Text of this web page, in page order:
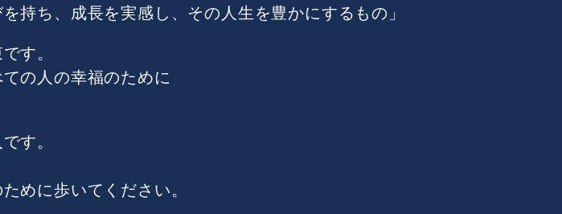
持ち、成長を実感し、その人生を豊かにするもの」
す。
の人の幸福のために
す。
めに歩いてください。